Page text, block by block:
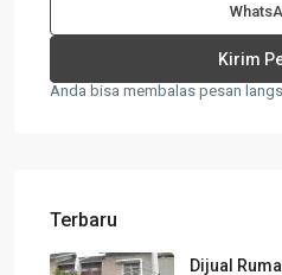
Anda bisa membalas pesan
Terbaru
Dijual